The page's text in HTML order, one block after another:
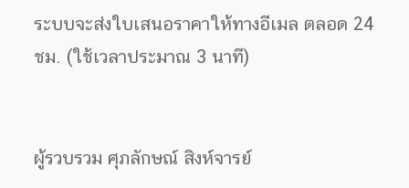
ระบบจะส่งใบเสนอราคาให้ทางอีเมล ตลอด 24
ชม. (ใช้เวลาประมาณ 3 นาที)
ผู้รวบรวม ศุภลักษณ์ สิงห์จารย์